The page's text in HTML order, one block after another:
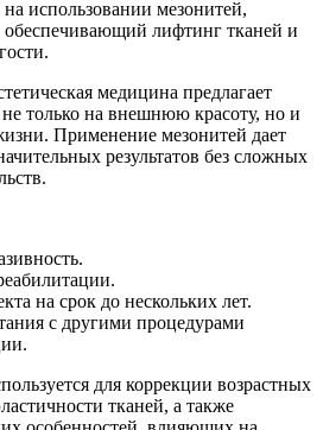
использовании мезонитей,
обеспечивающий лифтинг тканей и
медицина предлагает
только на внешнюю красоту, но и
Применение мезонитей дает
результатов без сложных
на срок до нескольких лет.
с другими процедурами
для коррекции возрастных
тканей, а также